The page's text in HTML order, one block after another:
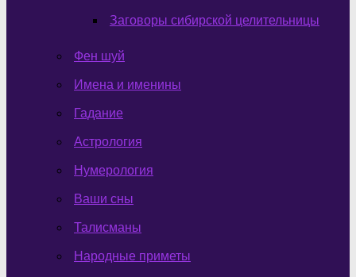
Заговоры сибирской целительницы
Фен шуй
Имена и именины
Гадание
Астрология
Нумерология
Ваши сны
Талисманы
Народные приметы